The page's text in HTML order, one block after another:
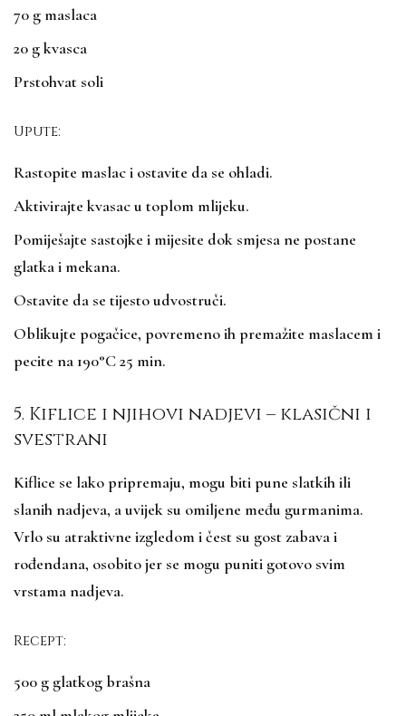
70 g maslaca
20 g kvasca
Prstohvat soli
Upute:
Rastopite maslac i ostavite da se ohladi.
Aktivirajte kvasac u toplom mlijeku.
Pomiješajte sastojke i mijesite dok smjesa ne postane
glatka i mekana.
Ostavite da se tijesto udvostruči.
Oblikujte pogačice, povremeno ih premažite maslacem i
pecite na 190°C 25 min.
5. Kiflice i njihovi nadjevi – klasični i
svestrani
Kiflice se lako pripremaju, mogu biti pune slatkih ili
slanih nadjeva, a uvijek su omiljene među gurmanima.
Vrlo su atraktivne izgledom i čest su gost zabava i
rođendana, osobito jer se mogu puniti gotovo svim
vrstama nadjeva.
Recept:
500 g glatkog brašna